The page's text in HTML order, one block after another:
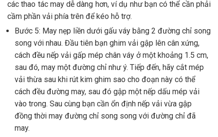
các thao tác may dễ dàng hơn, ví dụ như bạn có thể cần phải
cầm phần vải phía trên để kéo hỗ trợ.
Bước 5: May nẹp liền dưới gấu váy bằng 2 đường chỉ song
song với nhau. Đầu tiên bạn ghim vải gập lên cân xứng,
cách đều nếp vải gấp mép chân váy ở một khoảng 1.5 cm,
sau đó, may một đường chỉ như ý. Tiếp đến, hãy cắt mép
vải thừa sau khi rút kim ghim sao cho đoạn này có thể
cách đều đường may, sau đó gập một nếp dấu mép vải
vào trong. Sau cùng bạn cần ổn định nếp vải vừa gập
đồng thời may đường chỉ song song với đường chỉ đã
may.